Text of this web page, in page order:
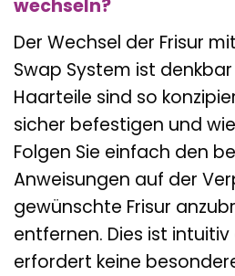
wechseln?
Der Wechsel der Frisur
Swap System ist
Haarteile sind so
sicher befestigen und
Folgen Sie einfach den
Anweisungen auf der
gewünschte Frisur
entfernen. Dies ist
erfordert keine